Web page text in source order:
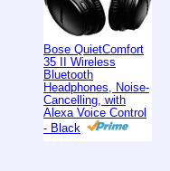
Bose QuietComfort
35 II Wireless
Bluetooth
Headphones, Noise-
Cancelling, with
Alexa Voice Control
- Black